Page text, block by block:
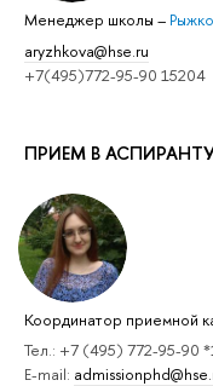
Менеджер школы –
aryzhkova@hse.ru
+7(495)772-95-90 15204
ПРИЕМ В
Координатор приемной
Тел.: +7 (495) 772-95-90
E-mail: